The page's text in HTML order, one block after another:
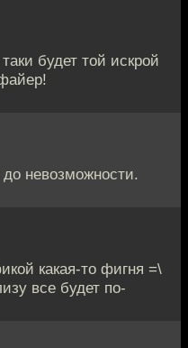
будет той искрой
до невозможности.
какая-то фигня =\
все будет по-